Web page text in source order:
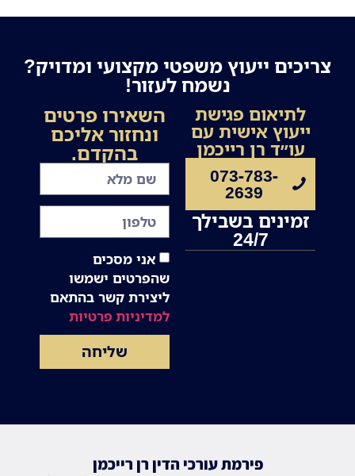
צריכים ייעוץ משפטי מקצועי ומדויק?
נשמח לעזור!
לתיאום פגישת
ייעוץ אישית עם
עו״ד רן רייכמן
073-783-
2639
זמינים בשבילך
24/7
השאירו פרטים
ונחזור אליכם
בהקדם.
אני מסכים
שהפרטים ישמשו
ליצירת קשר בהתאם
למדיניות פרטיות
שליחה
פירמת עורכי הדין רן רייכמן